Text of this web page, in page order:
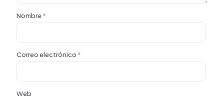
Nombre*
Correo electrónico *
Web